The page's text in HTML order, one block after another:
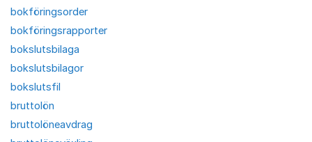
bokföringsorder
bokföringsrapporter
bokslutsbilaga
bokslutsbilagor
bokslutsfil
bruttolön
bruttolöneavdrag